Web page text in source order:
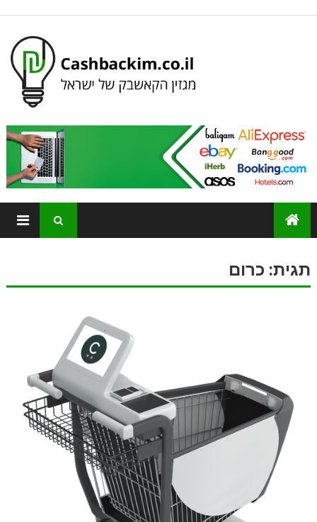
תגית: כרום